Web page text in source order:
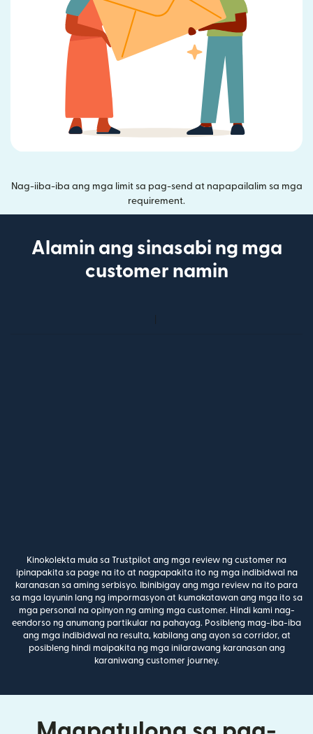
Nag-iiba-iba ang mga limit sa pag-send at napapailalim sa mga
requirement.
Alamin ang sinasabi ng mga
customer namin
Kinokolekta mula sa Trustpilot ang mga review ng customer na
ipinapakita sa page na ito at nagpapakita ito ng mga indibidwal na
karanasan sa aming serbisyo. Ibinibigay ang mga review na ito para
sa mga layunin lang ng impormasyon at kumakatawan ang mga ito sa
mga personal na opinyon ng aming mga customer. Hindi kami nag-
eendorso ng anumang partikular na pahayag. Posibleng mag-iba-iba
ang mga indibidwal na resulta, kabilang ang ayon sa corridor, at
posibleng hindi maipakita ng mga inilarawang karanasan ang
karaniwang customer journey.